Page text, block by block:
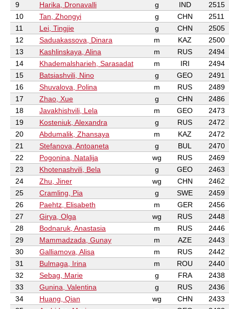
9
Harika, Dronavalli g IND
2515
10
Tan, Zhongyi g CHN
2511
11
Lei, Tingjie g CHN
2505
12
Saduakassova, Dinara m KAZ
2500
13
Kashlinskaya, Alina m RUS
2494
14
Khademalsharieh, Sarasadat m IRI
2494
15
Batsiashvili, Nino g GEO
2491
16
Shuvalova, Polina m RUS
2489
17
Zhao, Xue g CHN
2486
18
Javakhishvili, Lela m GEO
2473
19
Kosteniuk, Alexandra g RUS
2472
20
Abdumalik, Zhansaya m KAZ
2472
21
Stefanova, Antoaneta g BUL
2470
22
Pogonina, Natalija wg RUS
2469
23
Khotenashvili, Bela g GEO
2463
24
Zhu, Jiner wg CHN
2462
25
Cramling, Pia g SWE
2459
26
Paehtz, Elisabeth m GER
2456
27
Girya, Olga wg RUS
2448
28
Bodnaruk, Anastasia m RUS
2446
29
Mammadzada, Gunay m AZE
2443
30
Galliamova, Alisa m RUS
2442
31
Bulmaga, Irina m ROU
2440
32
Sebag, Marie g FRA
2438
33
Gunina, Valentina g RUS
2436
34
Huang, Qian wg CHN
2433